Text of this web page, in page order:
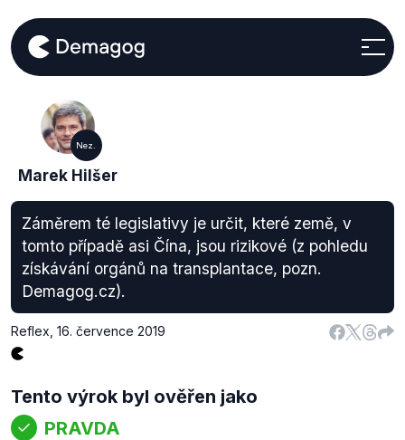
Nez.
Marek Hilšer
Záměrem té legislativy je určit, které země, v
tomto případě asi Čína, jsou rizikové (z pohledu
získávání orgánů na transplantace, pozn.
Demagog.cz).
Reflex 16. července 2019
Tento výrok byl ověřen jako
PRAVDA